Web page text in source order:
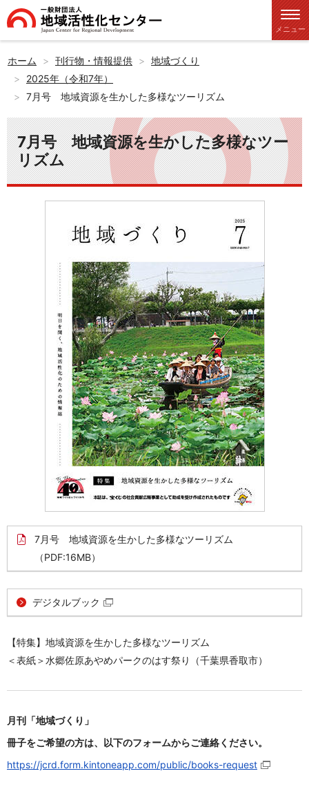
メニュー
ホーム 刊行物・情報提供
地域づくり
2025年（令和7年）
7月号 地域資源を生かした多様なツーリズム
7月号 地域資源を生かした多様なツー
リズム
7月号 地域資源を生かした多様なツーリズム
（PDF:16MB）
デジタルブック
【特集】地域資源を生かした多様なツーリズム
＜表紙＞水郷佐原あやめパークのはす祭り（千葉県香取市）
月刊「地域づくり」
冊子をご希望の方は、以下のフォームからご連絡ください。
https://jcrd.form.kintoneapp.com/public/books-request